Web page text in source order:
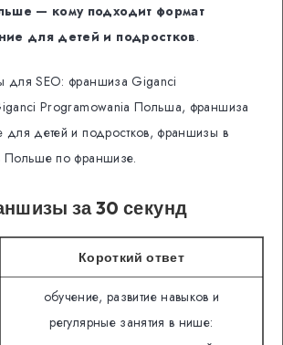
— кому подходит формат
для детей и подростков.
для SEO: франшиза Giganci
Programowania Польша, франшиза
для детей и подростков, франшизы в
по франшизе.
за 30 секунд
Короткий ответ
обучение, развитие навыков и
регулярные занятия в нише: